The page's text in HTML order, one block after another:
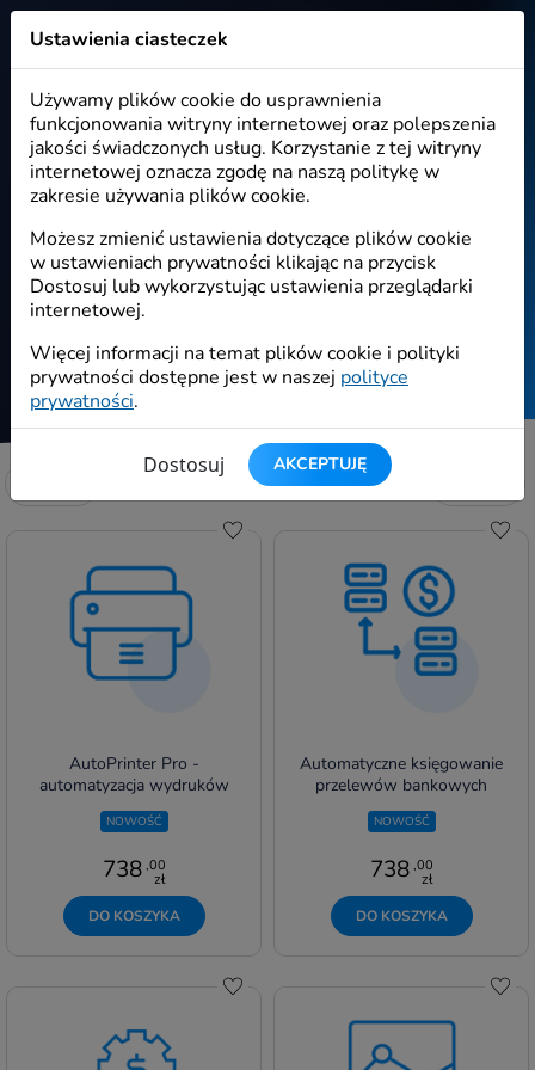
Wirtualizer
Nowości
Nowości
Start / Okazje
Netto Brutto
Do schowka
AutoPrinter Pro -
automatyzacja wydruków
NOWOŚĆ
738 ,00
zł
DO KOSZYKA
Do
Automatyczne księgowanie
przelewów bankowych
NOWOŚĆ
738 ,00
zł
DO KOSZYKA
Do schowka Do
Ustawienia ciasteczek
Używamy plików cookie do usprawnienia
funkcjonowania witryny internetowej oraz polepszenia
jakości świadczonych usług. Korzystanie z tej witryny
internetowej oznacza zgodę na naszą politykę w
zakresie używania plików cookie.
Możesz zmienić ustawienia dotyczące plików cookie
w ustawieniach prywatności klikając na przycisk
Dostosuj lub wykorzystując ustawienia przeglądarki
internetowej.
Więcej informacji na temat plików cookie i polityki
prywatności dostępne jest w naszej polityce
prywatności.
Dostosuj AKCEPTUJĘ